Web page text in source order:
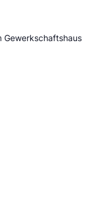
Gewerkschaftshaus